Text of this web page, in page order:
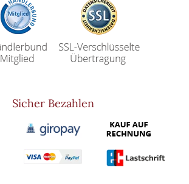
Sicher Bezahlen